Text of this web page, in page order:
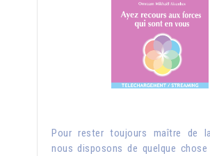
Pour rester toujours maître de
nous disposons de quelque